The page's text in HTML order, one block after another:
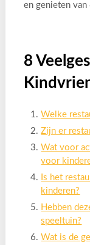
en genieten van
8
Welke
Zijn er
Wat voor
voor
Is het
kinderen?
Hebben
speeltuin?
Wat is de